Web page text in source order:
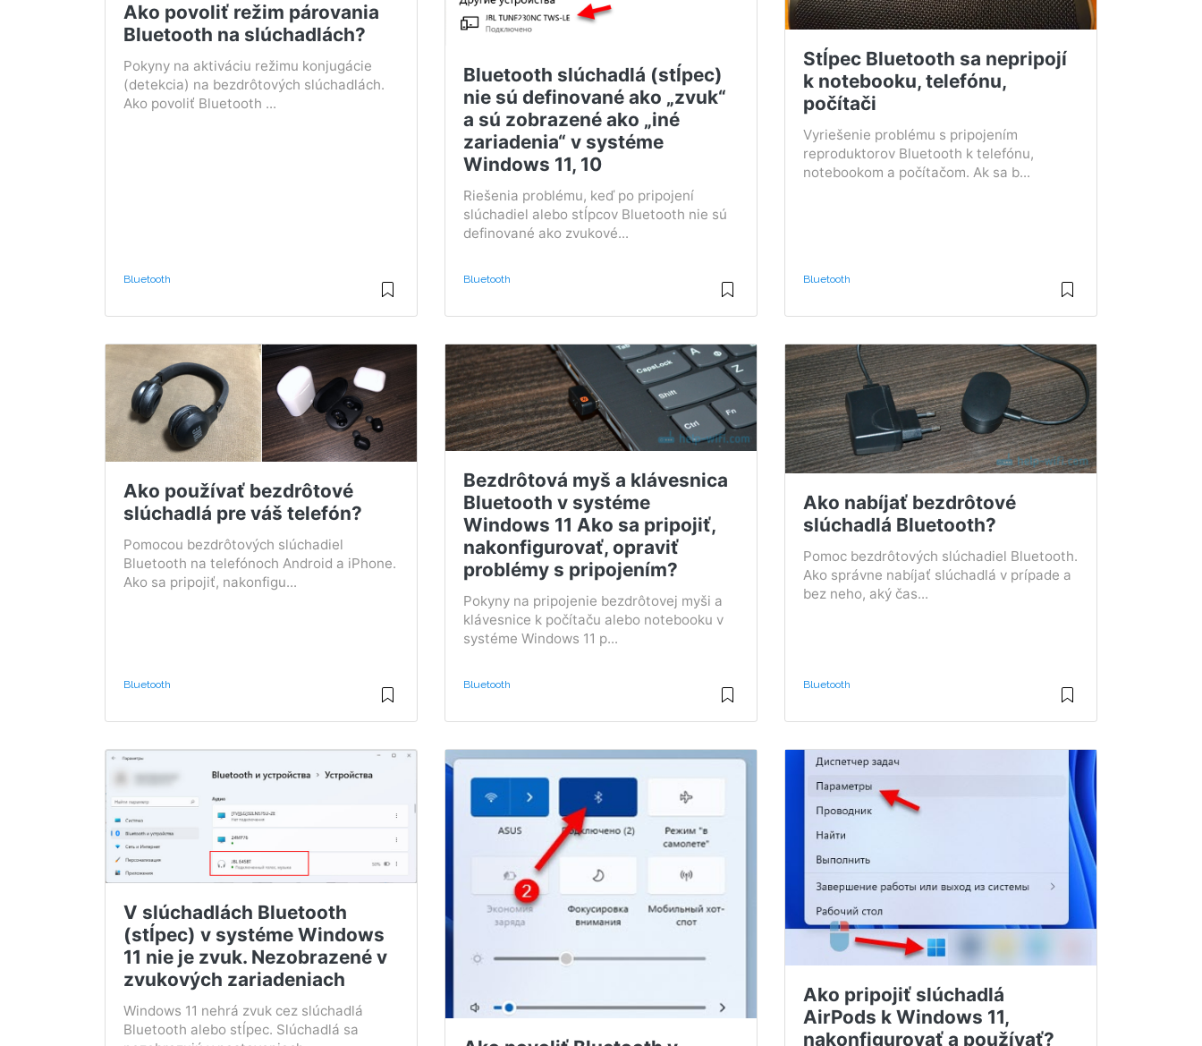
Ako povoliť režim párovania
Bluetooth na slúchadlách?
Pokyny na aktiváciu režimu konjugácie
(detekcia) na bezdrôtových slúchadlách.
Ako povoliť Bluetooth ...
Bluetooth
Bluetooth slúchadlá (stĺpec)
nie sú definované ako „zvuk“
a sú zobrazené ako „iné
zariadenia“ v systéme
Windows 11, 10
Riešenia problému, keď po pripojení
slúchadiel alebo stĺpcov Bluetooth nie sú
definované ako zvukové...
Bluetooth
Stĺpec Bluetooth sa nepripojí
k notebooku, telefónu,
počítači
Vyriešenie problému s pripojením
reproduktorov Bluetooth k telefónu,
notebookom a počítačom. Ak sa b...
Bluetooth
Ako používať bezdrôtové
slúchadlá pre váš telefón?
Pomocou bezdrôtových slúchadiel
Bluetooth na telefónoch Android a iPhone.
Ako sa pripojiť, nakonfigu...
Bluetooth
Bezdrôtová myš a klávesnica
Bluetooth v systéme
Windows 11 Ako sa pripojiť,
nakonfigurovať, opraviť
problémy s pripojením?
Pokyny na pripojenie bezdrôtovej myši a
klávesnice k počítaču alebo notebooku v
systéme Windows 11 p...
Bluetooth
Ako nabíjať bezdrôtové
slúchadlá Bluetooth?
Pomoc bezdrôtových slúchadiel Bluetooth.
Ako správne nabíjať slúchadlá v prípade a
bez neho, aký čas...
Bluetooth
V slúchadlách Bluetooth
(stĺpec) v systéme Windows
11 nie je zvuk. Nezobrazené v
zvukových zariadeniach
Windows 11 nehrá zvuk cez slúchadlá
Bluetooth alebo stĺpec. Slúchadlá sa
Ako pripojiť slúchadlá
AirPods k Windows 11,
nakonfigurovať a používať?